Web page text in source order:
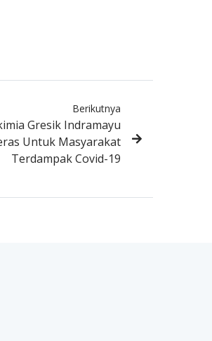
Berikutnya
Gresik Indramayu
Untuk Masyarakat
Terdampak Covid-19